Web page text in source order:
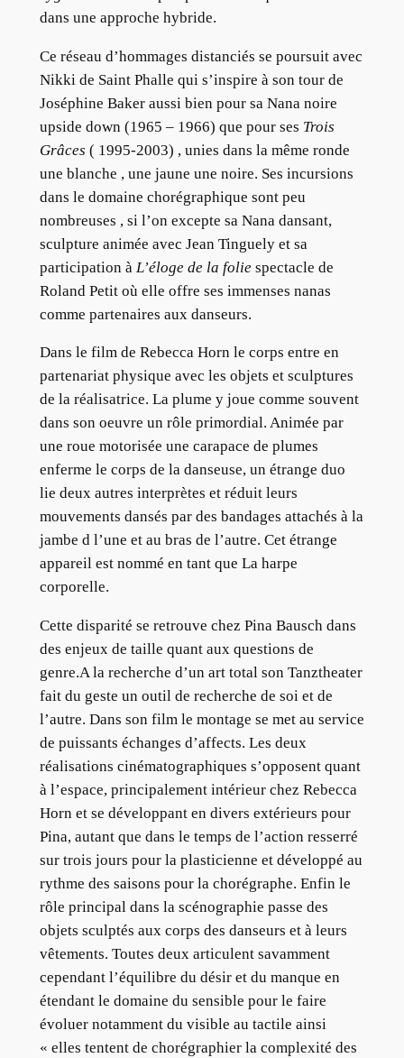
dans une approche hybride.
Ce réseau d’hommages distanciés se poursuit avec
Nikki de Saint Phalle qui s’inspire à son tour de
Joséphine Baker aussi bien pour sa Nana noire
upside down (1965 – 1966) que pour ses Trois
Grâces ( 1995-2003) , unies dans la même ronde
une blanche , une jaune une noire. Ses incursions
dans le domaine chorégraphique sont peu
nombreuses , si l’on excepte sa Nana dansant,
sculpture animée avec Jean Tinguely et sa
participation à L’éloge de la foliespectacle de
Roland Petit où elle offre ses immenses nanas
comme partenaires aux danseurs.
Dans le film de Rebecca Horn le corps entre en
partenariat physique avec les objets et sculptures
de la réalisatrice. La plume y joue comme souvent
dans son oeuvre un rôle primordial. Animée par
une roue motorisée une carapace de plumes
enferme le corps de la danseuse, un étrange duo
lie deux autres interprètes et réduit leurs
mouvements dansés par des bandages attachés à la
jambe d l’une et au bras de l’autre. Cet étrange
appareil est nommé en tant que La harpe
corporelle.
Cette disparité se retrouve chez Pina Bausch dans
des enjeux de taille quant aux questions de
genre.A la recherche d’un art total son Tanztheater
fait du geste un outil de recherche de soi et de
l’autre. Dans son film le montage se met au service
de puissants échanges d’affects. Les deux
réalisations cinématographiques s’opposent quant
à l’espace, principalement intérieur chez Rebecca
Horn et se développant en divers extérieurs pour
Pina, autant que dans le temps de l’action resserré
sur trois jours pour la plasticienne et développé au
rythme des saisons pour la chorégraphe. Enfin le
rôle principal dans la scénographie passe des
objets sculptés aux corps des danseurs et à leurs
vêtements. Toutes deux articulent savamment
cependant l’équilibre du désir et du manque en
étendant le domaine du sensible pour le faire
évoluer notamment du visible au tactile ainsi
« elles tentent de chorégraphier la complexité des